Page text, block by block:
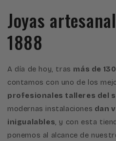
Joyas
1888
A día de hoy, tras más de
contamos con uno de los
profesionales talleres del
modernas instalaciones dan
inigualables, y con esta
ponemos al alcance de